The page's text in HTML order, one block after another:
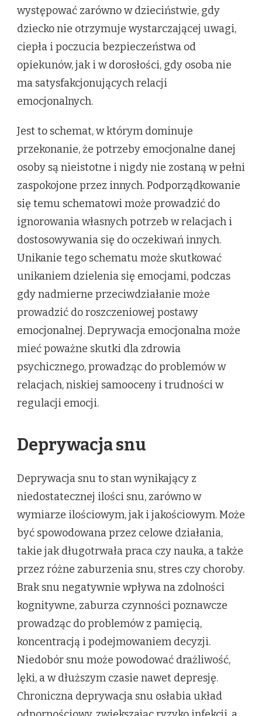
występować zarówno w dzieciństwie, gdy
dziecko nie otrzymuje wystarczającej uwagi,
ciepła i poczucia bezpieczeństwa od
opiekunów, jak i w dorosłości, gdy osoba nie
ma satysfakcjonujących relacji
emocjonalnych.
Jest to schemat, w którym dominuje
przekonanie, że potrzeby emocjonalne danej
osoby są nieistotne i nigdy nie zostaną w pełni
zaspokojone przez innych. Podporządkowanie
się temu schematowi może prowadzić do
ignorowania własnych potrzeb w relacjach i
dostosowywania się do oczekiwań innych.
Unikanie tego schematu może skutkować
unikaniem dzielenia się emocjami, podczas
gdy nadmierne przeciwdziałanie może
prowadzić do roszczeniowej postawy
emocjonalnej. Deprywacja emocjonalna może
mieć poważne skutki dla zdrowia
psychicznego, prowadząc do problemów w
relacjach, niskiej samooceny i trudności w
regulacji emocji.
Deprywacja snu
Deprywacja snu to stan wynikający z
niedostatecznej ilości snu, zarówno w
wymiarze ilościowym, jak i jakościowym. Może
być spowodowana przez celowe działania,
takie jak długotrwała praca czy nauka, a także
przez różne zaburzenia snu, stres czy choroby.
Brak snu negatywnie wpływa na zdolności
kognitywne, zaburza czynności poznawcze
prowadząc do problemów z pamięcią,
koncentracją i podejmowaniem decyzji.
Niedobór snu może powodować drażliwość,
lęki, a w dłuższym czasie nawet depresję.
Chroniczna deprywacja snu osłabia układ